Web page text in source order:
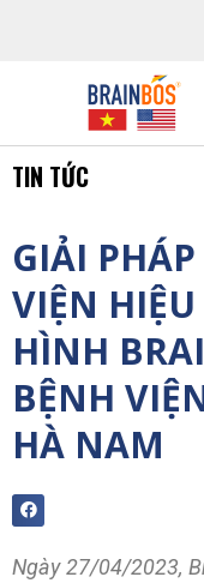
TIN TỨC
GIẢI
VIỆN
HÌNH
BỆNH
HÀ NAM
Ngày 27/04/2023,